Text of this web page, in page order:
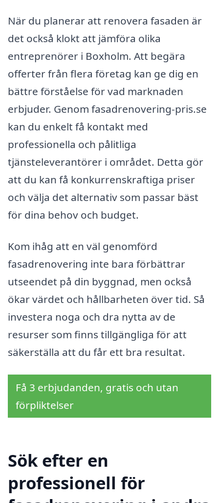
När du planerar att renovera fasaden är
det också klokt att jämföra olika
entreprenörer i Boxholm. Att begära
offerter från flera företag kan ge dig en
bättre förståelse för vad marknaden
erbjuder. Genom fasadrenovering-pris.se
kan du enkelt få kontakt med
professionella och pålitliga
tjänsteleverantörer i området. Detta gör
att du kan få konkurrenskraftiga priser
och välja det alternativ som passar bäst
för dina behov och budget.
Kom ihåg att en väl genomförd
fasadrenovering inte bara förbättrar
utseendet på din byggnad, men också
ökar värdet och hållbarheten över tid. Så
investera noga och dra nytta av de
resurser som finns tillgängliga för att
säkerställa att du får ett bra resultat.
Få 3 erbjudanden, gratis och utan
förpliktelser
Sök efter en
professionell för